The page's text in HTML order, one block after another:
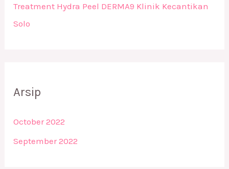
Treatment Hydra Peel DERMA9 Klinik Kecantikan
Solo
Arsip
October 2022
September 2022